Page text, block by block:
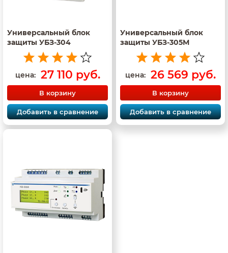
Универсальный блок
защиты УБЗ-304
цена: 27 110 руб.
В корзину
Добавить в сравнение
Универсальный блок
защиты УБЗ-305М
цена: 26 569 руб.
В корзину
Добавить в сравнение